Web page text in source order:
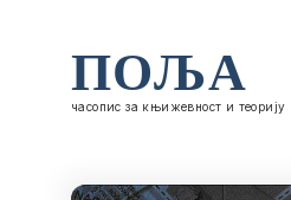
ПОЉА
часопис за књижевност и теорију